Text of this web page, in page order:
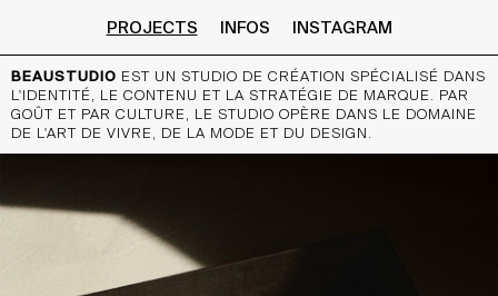
PROJECTS INFOS INSTAGRAM
BEAUSTUDIO EST UN STUDIO DE CRÉATION SPÉCIALISÉ DANS
L'IDENTITÉ, LE CONTENU ET LA STRATÉGIE DE MARQUE. PAR
GOÛT ET PAR CULTURE, LE STUDIO OPÈRE DANS LE DOMAINE
DE L'ART DE VIVRE, DE LA MODE ET DU DESIGN.